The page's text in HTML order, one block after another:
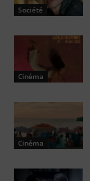
Société
Cinéma
Cinéma